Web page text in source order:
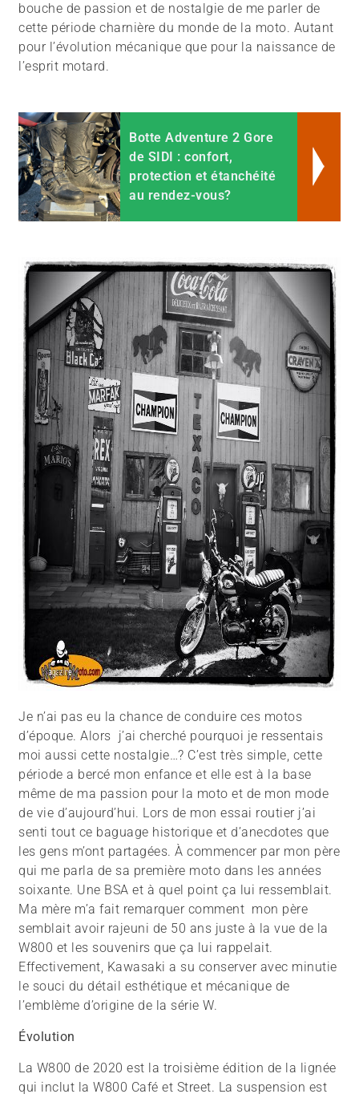
bouche de passion et de nostalgie de me parler de
cette période charnière du monde de la moto. Autant
pour l’évolution mécanique que pour la naissance de
l’esprit motard.
Botte Adventure 2 Gore
de SIDI : confort,
protection et étanchéité
au rendez-vous?
Je n’ai pas eu la chance de conduire ces motos
d’époque. Alors j’ai cherché pourquoi je ressentais
moi aussi cette nostalgie…? C’est très simple, cette
période a bercé mon enfance et elle est à la base
même de ma passion pour la moto et de mon mode
de vie d’aujourd’hui. Lors de mon essai routier j’ai
senti tout ce baguage historique et d’anecdotes que
les gens m’ont partagées. À commencer par mon père
qui me parla de sa première moto dans les années
soixante. Une BSA et à quel point ça lui ressemblait.
Ma mère m’a fait remarquer comment mon père
semblait avoir rajeuni de 50 ans juste à la vue de la
W800 et les souvenirs que ça lui rappelait.
Effectivement, Kawasaki a su conserver avec minutie
le souci du détail esthétique et mécanique de
l’emblème d’origine de la série W.
Évolution
La W800 de 2020 est la troisième édition de la lignée
qui inclut la W800 Café et Street. La suspension est